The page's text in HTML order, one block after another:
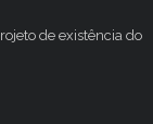
de existência do